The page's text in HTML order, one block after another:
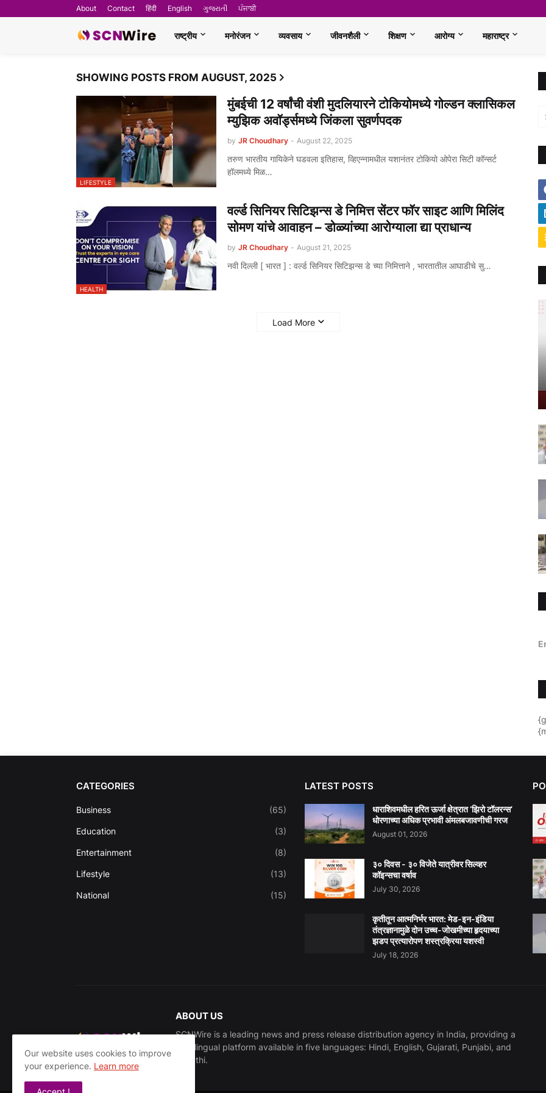
About Contact हिंदी English ગુજરાતી ਪੰਜਾਬੀ
राष्ट्रीय मनोरंजन व्यवसाय जीवनशैली शिक्षण आरोग्य महाराष्ट्र
SHOWING POSTS FROM AUGUST, 2025
LIFESTYLE
मुंबईची 12 वर्षांची वंशी मुदलियारने टोकियोमध्ये गोल्डन क्लासिकल
म्युझिक अवॉर्ड्समध्ये जिंकला सुवर्णपदक
by JR Choudhary - August 22, 2025
तरुण भारतीय गायिकेने घडवला इतिहास, व्हिएन्नामधील यशानंतर टोकियो ओपेरा सिटी कॉन्सर्ट
हॉलमध्ये मिळ…
HEALTH
वर्ल्ड सिनियर सिटिझन्स डे निमित्त सेंटर फॉर साइट आणि मिलिंद
सोमण यांचे आवाहन – डोळ्यांच्या आरोग्याला द्या प्राधान्य
by JR Choudhary - August 21, 2025
नवी दिल्ली [ भारत ] : वर्ल्ड सिनियर सिटिझन्स डे च्या निमित्ताने , भारतातील आघाडीचे सु…
Load More
CATEGORIES
Business (65)
Education (3)
Entertainment (8)
Lifestyle (13)
National (15)
LATEST POSTS
धाराशिवमधील हरित ऊर्जा क्षेत्रात ‘झिरो टॉलरन्स’
धोरणाच्या अधिक प्रभावी अंमलबजावणीची गरज
August 01, 2026
३० दिवस - ३० विजेते यात्रीवर सिल्व्हर
कॉइन्सचा वर्षाव
July 30, 2026
कृतीतून आत्मनिर्भर भारत: मेड-इन-इंडिया
तंत्रज्ञानामुळे दोन उच्च-जोखमीच्या हृदयाच्या
झडप प्रत्यारोपण शस्त्रक्रिया यशस्वी
July 18, 2026
ABOUT US
SCNWire is a leading news and press release distribution agency in India, providing a
multilingual platform available in five languages: Hindi, English, Gujarati, Punjabi, and
Marathi.
Our website uses cookies to improve
your experience. Learn more